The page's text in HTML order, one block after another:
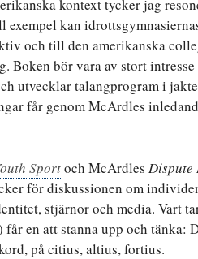
kontext tycker jag
exempel kan
och till den amerikanska
Boken bör vara av stort
utvecklar talangprogram i
får genom McArdles
Sportoch McArdles Dispute
för diskussionen om
stjärnor och media. Vart
en att stanna upp och tänka:
på citius, altius, fortius.